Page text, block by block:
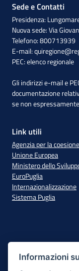
Sede e Contatti
Presidenza:
Nuova sede: Via
Telefono: 800713939
E-mail:
PEC:elenco regionale
Gli indirizzi e-mail e
documentazione
se non
Link utili
Agenzia per la
Unione Europea
Ministero dello
EuroPuglia
Internazionalizzazione
Sistema Puglia
XIII
Informazioni